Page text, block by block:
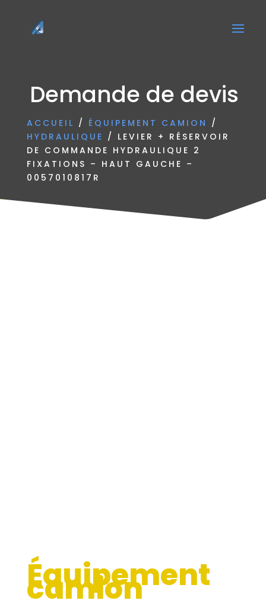
Demande de devis
ACCUEIL / ÉQUIPEMENT CAMION /
HYDRAULIQUE / LEVIER + RÉSERVOIR
DE COMMANDE HYDRAULIQUE 2
FIXATIONS – HAUT GAUCHE –
0057010817R
Équipement
camion